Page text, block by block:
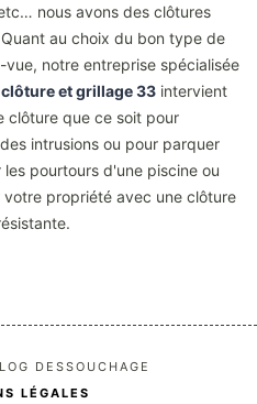
nous avons des clôtures
au choix du bon type de
notre entreprise spécialisée
clôture et grillage 33 intervient
clôture que ce soit pour
intrusions ou pour parquer
pourtours d'une piscine ou
propriété avec une clôture
DESSOUCHAGE
LÉGALES